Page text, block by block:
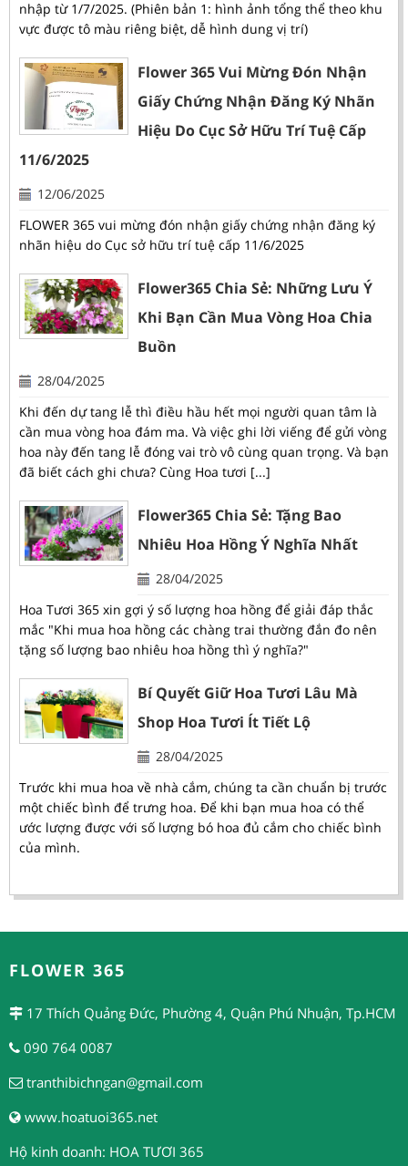
nhập từ 1/7/2025. (Phiên bản 1: hình ảnh tổng thể theo khu
vực được tô màu riêng biệt, dễ hình dung vị trí)
Flower 365 Vui Mừng Đón Nhận
Giấy Chứng Nhận Đăng Ký Nhãn
Hiệu Do Cục Sở Hữu Trí Tuệ Cấp
11/6/2025
12/06/2025
FLOWER 365 vui mừng đón nhận giấy chứng nhận đăng ký
nhãn hiệu do Cục sở hữu trí tuệ cấp 11/6/2025
Flower365 Chia Sẻ: Những Lưu Ý
Khi Bạn Cần Mua Vòng Hoa Chia
Buồn
28/04/2025
Khi đến dự tang lễ thì điều hầu hết mọi người quan tâm là
cần mua vòng hoa đám ma. Và việc ghi lời viếng để gửi vòng
hoa này đến tang lễ đóng vai trò vô cùng quan trọng. Và bạn
đã biết cách ghi chưa? Cùng Hoa tươi [...]
Flower365 Chia Sẻ: Tặng Bao
Nhiêu Hoa Hồng Ý Nghĩa Nhất
28/04/2025
Hoa Tươi 365 xin gợi ý số lượng hoa hồng để giải đáp thắc
mắc "Khi mua hoa hồng các chàng trai thường đắn đo nên
tặng số lượng bao nhiêu hoa hồng thì ý nghĩa?"
Bí Quyết Giữ Hoa Tươi Lâu Mà
Shop Hoa Tươi Ít Tiết Lộ
28/04/2025
Trước khi mua hoa về nhà cắm, chúng ta cần chuẩn bị trước
một chiếc bình để trưng hoa. Để khi bạn mua hoa có thể
ước lượng được với số lượng bó hoa đủ cắm cho chiếc bình
của mình.
FLOWER 365
17 Thích Quảng Đức, Phường 4, Quận Phú Nhuận, Tp.HCM
090 764 0087
tranthibichngan@gmail.com
www.hoatuoi365.net
Hộ kinh doanh: HOA TƯƠI 365